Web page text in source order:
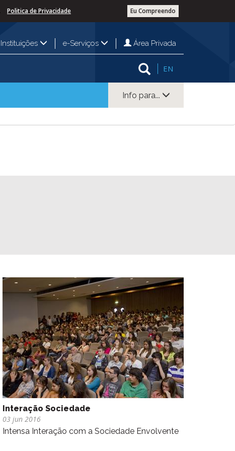
Eu Compreendo
Politica de Privacidade
Instituições e-Serviços Área Privada
EN
Info para...
Interação Sociedade
03 jun 2016
Intensa Interação com a Sociedade Envolvente